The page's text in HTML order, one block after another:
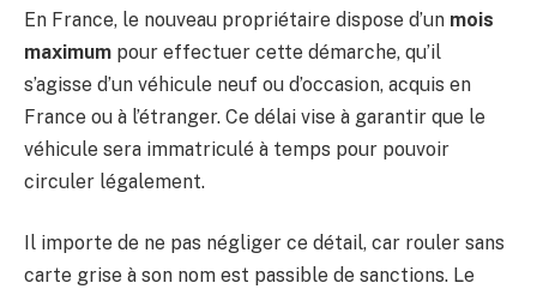
En France, le nouveau propriétaire dispose d’un mois
maximum pour effectuer cette démarche, qu’il
s’agisse d’un véhicule neuf ou d’occasion, acquis en
France ou à l’étranger. Ce délai vise à garantir que le
véhicule sera immatriculé à temps pour pouvoir
circuler légalement.
Il importe de ne pas négliger ce détail, car rouler sans
carte grise à son nom est passible de sanctions. Le